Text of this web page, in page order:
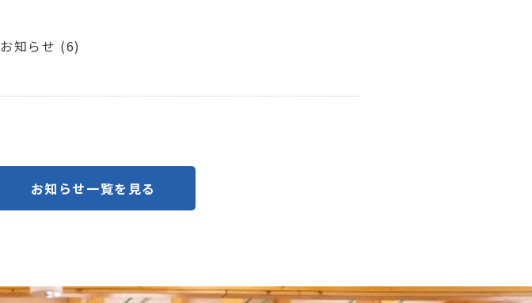
お知らせ (6)
お知らせ一覧を見る